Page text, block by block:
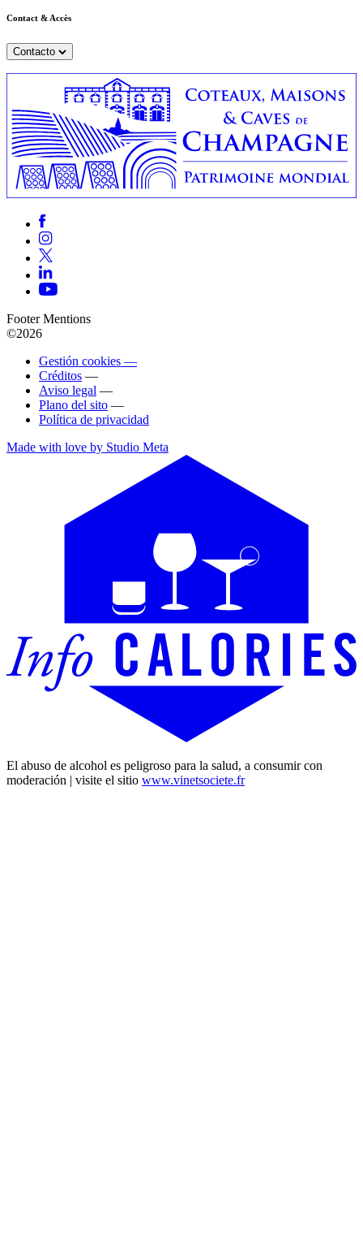
Contact & Accès
Contacto
Footer Mentions
©2026
Gestión cookies —
Créditos —
Aviso legal —
Plano del sito —
Política de privacidad
Made with love by Studio Meta
El abuso de alcohol es peligroso para la salud, a consumir con
moderación | visite el sitio www.vinetsociete.fr